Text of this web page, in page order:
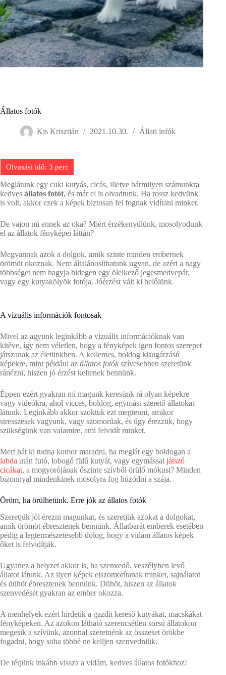
Állatos fotók
Kis Krisztián 2021.10.30. Állati infók
Meglátunk egy cuki kutyás, cicás, illetve bármilyen számunkra
kedves állatos fotót, és már el is olvadtunk. Ha rossz kedvünk
is volt, akkor ezek a képek biztosan fel fognak vidítani minket.
De vajon mi ennek az oka? Miért érzékenyülünk, mosolyodunk
el az állatok fényképei láttán?
Megvannak azok a dolgok, amik szinte minden embernek
örömöt okoznak. Nem általánosíthatunk ugyan, de azért a nagy
többséget nem hagyja hidegen egy ölelkező jegesmedvepár,
vagy egy kutyakölyök fotója. Jóérzést vált ki belőlünk.
A vizuális információk fontosak
Mivel az agyunk leginkább a vizuális információknak van
kitéve, így nem véletlen, hogy a fényképek igen fontos szerepet
játszanak az életünkben. A kellemes, boldog kisugárzású
képekre, mint például az állatos fotók szívesebben szeretünk
ránézni, hiszen jó érzést keltenek bennünk.
Éppen ezért gyakran mi magunk keresünk rá olyan képekre
vagy videókra, ahol vicces, boldog, egymást szerető állatokat
látunk. Leginkább akkor szoktuk ezt megtenni, amikor
stresszesek vagyunk, vagy szomorúak, és úgy érezzük, hogy
szükségünk van valamire, ami felvidít minket.
Mert hát ki tudna komor maradni, ha meglát egy boldogan a
labda után futó, lobogó fülű kutyát, vagy egymással játszó
cicákat, a mogyorójának őszinte szívből örülő mókust? Minden
bizonnyal mindenkinek mosolyra fog húzódni a szája.
Öröm, ha örülhetünk. Erre jók az állatos fotók
Szeretjük jól érezni magunkat, és szeretjük azokat a dolgokat,
amik örömöt ébresztenek bennünk. Állatbarát emberek esetében
pedig a legtermészetesebb dolog, hogy a vidám állatos képek
őket is felvidítják.
Ugyanez a helyzet akkor is, ha szenvedő, veszélyben levő
állatot látunk. Az ilyen képek elszomorítanak minket, sajnálatot
és dühöt ébresztenek bennünk. Dühöt, hiszen az állatok
szenvedését gyakran az ember okozza.
A menhelyek ezért hirdetik a gazdit kereső kutyákat, macskákat
fényképeken. Az azokon látható szerencsétlen sorsú állatokon
megesik a szívünk, azonnal szeretnénk az összeset örökbe
fogadni, hogy soha többé ne kelljen szenvedniük.
De térjünk inkább vissza a vidám, kedves állatos fotókhoz!